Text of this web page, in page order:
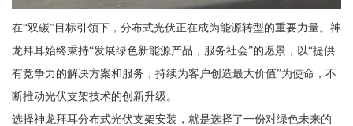
在“双碳”目标引领下，分布式光伏正在成为能源转型的重要力量。神
龙拜耳始终秉持“发展绿色新能源产品，服务社会”的愿景，以“提供
有竞争力的解决方案和服务，持续为客户创造最大价值”为使命，不
断推动光伏支架技术的创新升级。
选择神龙拜耳分布式光伏支架安装，就是选择了一份对绿色未来的